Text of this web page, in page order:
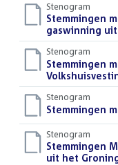
Stenogram
Download
bestand:
Stemmingen
gaswinning
Stenogram
Download
bestand:
Stemmingen
Stenogram
Download
bestand:
Stemmingen
Stenogram
Download
bestand:
Stemmingen
uit het